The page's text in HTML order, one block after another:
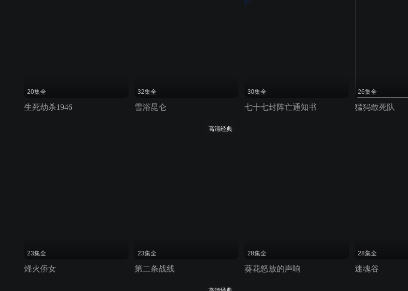
20集全
生死劫杀1946
32集全
雪浴昆仑
30集全
七十七封阵亡通知书
26集全
猛犸敢死队
23集全
烽火侨女
高清经典
23集全
第二条战线
28集全
葵花怒放的声响
28集全
迷魂谷